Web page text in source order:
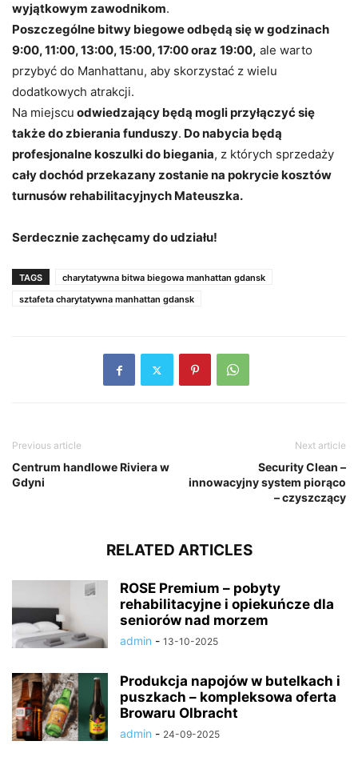
wyjątkowym zawodnikom.
Poszczególne bitwy biegowe odbędą się w godzinach
9:00, 11:00, 13:00, 15:00, 17:00 oraz 19:00, ale warto
przybyć do Manhattanu, aby skorzystać z wielu
dodatkowych atrakcji.
Na miejscu odwiedzający będą mogli przyłączyć się
także do zbierania funduszy. Do nabycia będą
profesjonalne koszulki do biegania, z których sprzedaży
cały dochód przekazany zostanie na pokrycie kosztów
turnusów rehabilitacyjnych Mateuszka.
Serdecznie zachęcamy do udziału!
TAGS
charytatywna bitwa biegowa manhattan gdansk
sztafeta charytatywna manhattan gdansk
Previous article
Centrum handlowe Riviera w
Gdyni
Next article
Security Clean –
innowacyjny system piorąco
– czyszczący
RELATED ARTICLES
ROSE Premium – pobyty
rehabilitacyjne i opiekuńcze dla
seniorów nad morzem
admin - 13-10-2025
Produkcja napojów w butelkach i
puszkach – kompleksowa oferta
Browaru Olbracht
admin - 24-09-2025